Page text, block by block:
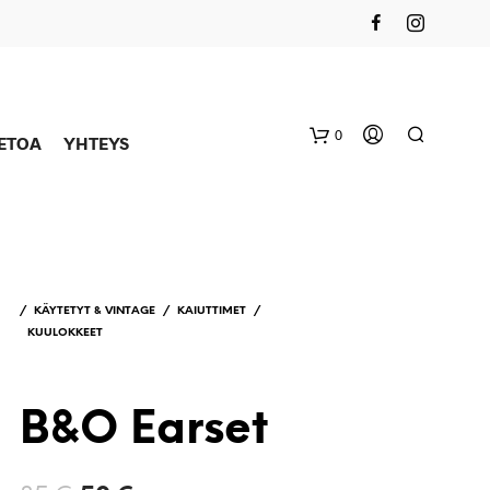
YHTEYS 0
/ KÄYTETYT & VINTAGE / KAIUTTIMET
/
KUULOKKEET
B&O Earset